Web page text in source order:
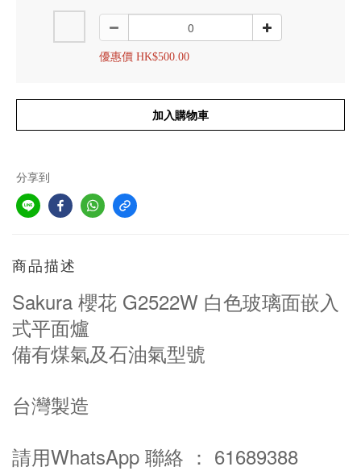
優惠價 HK$500.00
加入購物車
分享到
商品描述
Sakura 櫻花 G2522W 白色玻璃面嵌入
式平面爐
備有煤氣及石油氣型號
台灣製造
請用WhatsApp 聯絡 ： 61689388